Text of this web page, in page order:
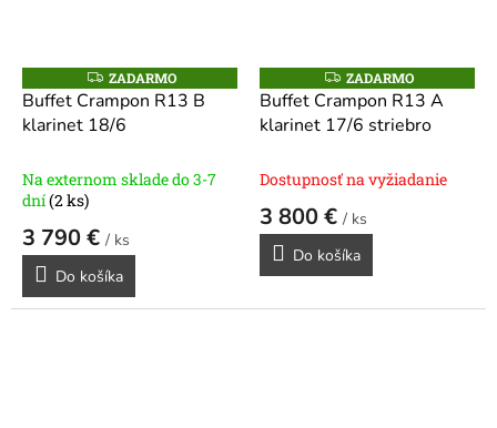
Z
A
D
A
ZADARMO
Buffet Crampon R13 B
klarinet 18/6
Na externom sklade do 3-7
dní(2 ks)
3 790 € / ks
Do košíka
Z
A
D
A
O
ZADARMO
Buffet Crampon R13 A
klarinet 17/6 striebro
Dostupnosť na vyžiadanie
3 800 € / ks
Do košíka